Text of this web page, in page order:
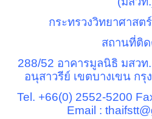
กระทรวงวิทยาศาสต
สถานที่ติ
288/52 อาคารมูลนิธิ มสว
อนุสาวรีย์ เขตบางเขน กรุ
Tel. +66(0) 2552-5200
Email :